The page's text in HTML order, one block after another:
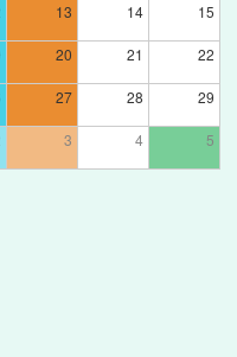
13 14 15
20 21 22
27 28 29
3 4 5